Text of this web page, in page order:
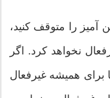
آمیز را متوقف کنید،
نخواهد کرد. اگر
برای همیشه غیرفعال